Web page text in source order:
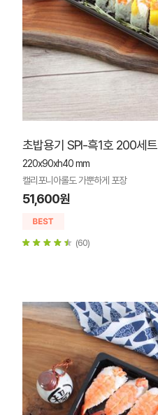
초밥용기 SPI-흑1호 200세트
220x90xh40 mm
캘리포니아롤도 가뿐하게 포장
51,600원
(60)